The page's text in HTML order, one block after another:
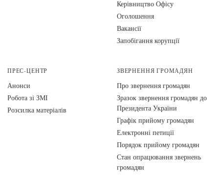
Керівництво Офісу
Оголошення
Вакансії
Запобігання корупції
ПРЕС-ЦЕНТР
Анонси
Робота зі ЗМІ
Розсилка матеріалів
ЗВЕРНЕННЯ ГРОМАДЯН
Про звернення громадян
Зразок звернення громадян до
Президента України
Графік прийому громадян
Електронні петиції
Порядок прийому громадян
Стан опрацювання звернень
громадян